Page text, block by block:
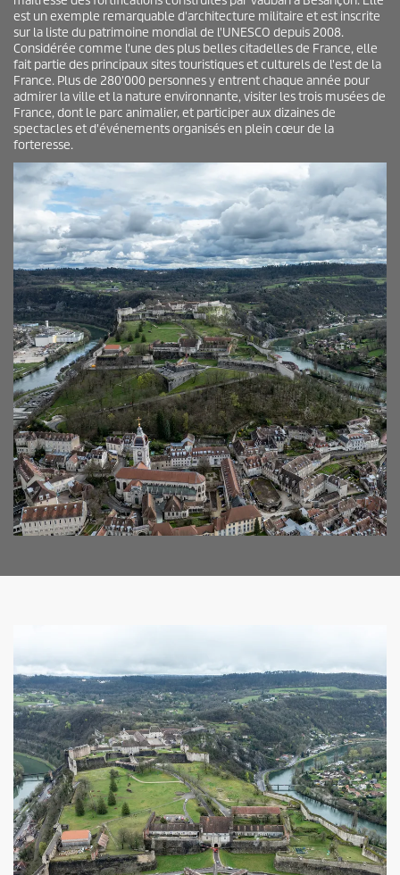
est un exemple remarquable d'architecture militaire et est inscrite
sur la liste du patrimoine mondial de l'UNESCO depuis 2008.
Considérée comme l'une des plus belles citadelles de France, elle
fait partie des principaux sites touristiques et culturels de l'est de la
France. Plus de 280'000 personnes y entrent chaque année pour
admirer la ville et la nature environnante, visiter les trois musées de
France, dont le parc animalier, et participer aux dizaines de
spectacles et d'événements organisés en plein cœur de la
forteresse.